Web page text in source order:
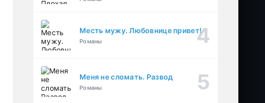
Месть мужу. Любовнице привет!
Романы
Меня не сломать. Развод
Романы